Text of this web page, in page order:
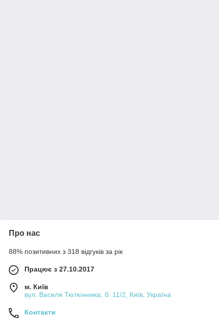
Про нас
88% позитивних з 318 відгуків за рік
Працює з 27.10.2017
м. Київ
вул. Василя Тютюнника, б. 11/2, Київ, Україна
Контакти